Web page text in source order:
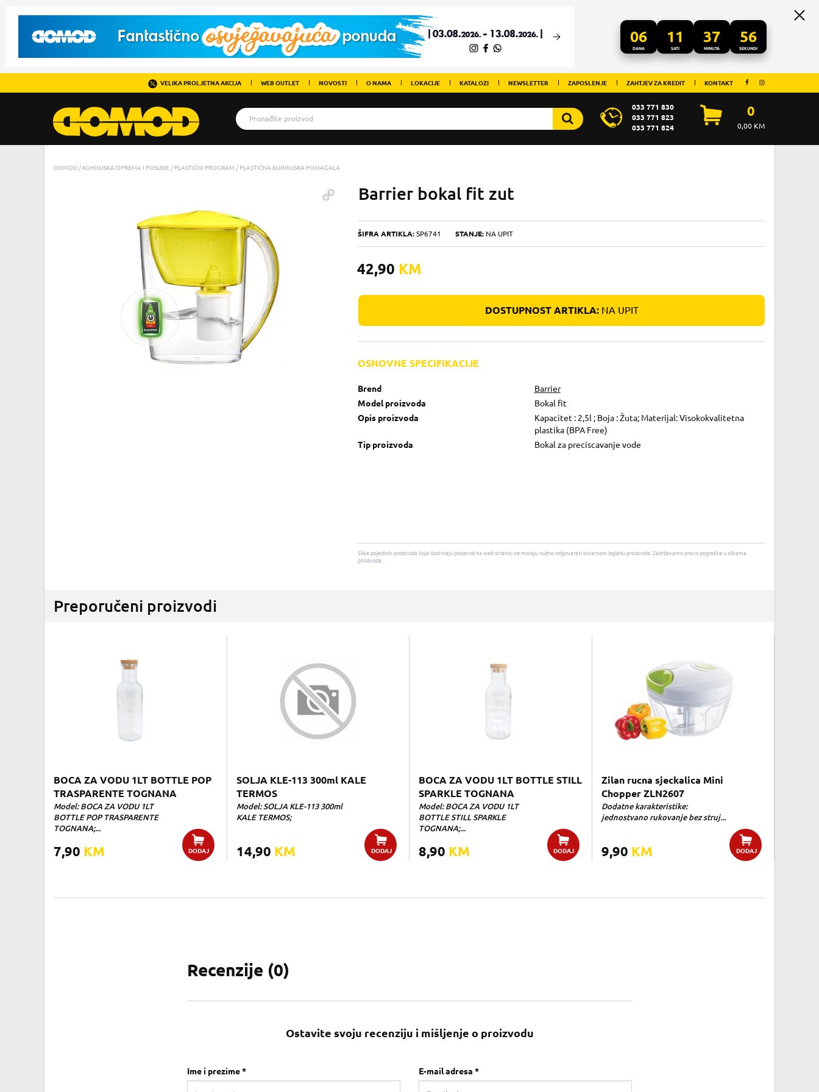
06
DANA
11
SATI
37
MINUTA
56
SEKUNDI
VELIKA PROLJETNA AKCIJA WEB OUTLET NOVOSTI O NAMA LOKACIJE KATALOZI NEWSLETTER ZAPOSLENJE ZAHTJEV ZA KREDIT KONTAKT
033 771 830
033 771 823
033 771 824
0
0,00KM
DOMOD KUHINJSKA OPREMA I POSUĐE PLASTIČNI PROGRAM PLASTIČNA KUHINJSKA POMAGALA
Barrier bokal fit zut
ŠIFRA ARTIKLA: SP6741 STANJE: NA UPIT
42,90 KM
DOSTUPNOST ARTIKLA:NA UPIT
OSNOVNE SPECIFIKACIJE
Brend
Barrier
Model proizvoda
Bokal fit
Opis proizvoda
Kapacitet : 2,5l ; Boja : Žuta; Materijal: Visokokvalitetna
plastika (BPA Free)
Tip proizvoda
Bokal za preciscavanje vode
Slike pojedinih proizvoda koje ilustriraju proizvod na web stranici ne moraju nužno odgovarati stvarnom izgledu proizvoda. Zadržavamo pravo pogreške u slikama
proizvoda.
Preporučeni proizvodi
BOCA ZA VODU 1LT BOTTLE POP
TRASPARENTE TOGNANA
Model: BOCA ZA VODU 1LT
BOTTLE POP TRASPARENTE
TOGNANA;...
7,90 KM DODAJ
SOLJA KLE-113 300ml KALE
TERMOS
Model: SOLJA KLE-113 300ml
KALE TERMOS;
14,90 KM DODAJ
BOCA ZA VODU 1LT BOTTLE STILL
SPARKLE TOGNANA
Model: BOCA ZA VODU 1LT
BOTTLE STILL SPARKLE
TOGNANA;...
8,90 KM DODAJ
Zilan rucna sjeckalica Mini
Chopper ZLN2607
Dodatne karakteristike:
jednostvano rukovanje bez struj...
9,90 KM DODAJ
Recenzije (0)
Ostavite svoju recenziju i mišljenje o proizvodu
Ime i prezime * E-mail adresa *